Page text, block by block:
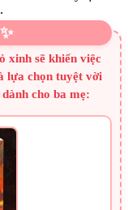
xinh sẽ khiến việc
lựa chọn tuyệt vời
cho ba mẹ: